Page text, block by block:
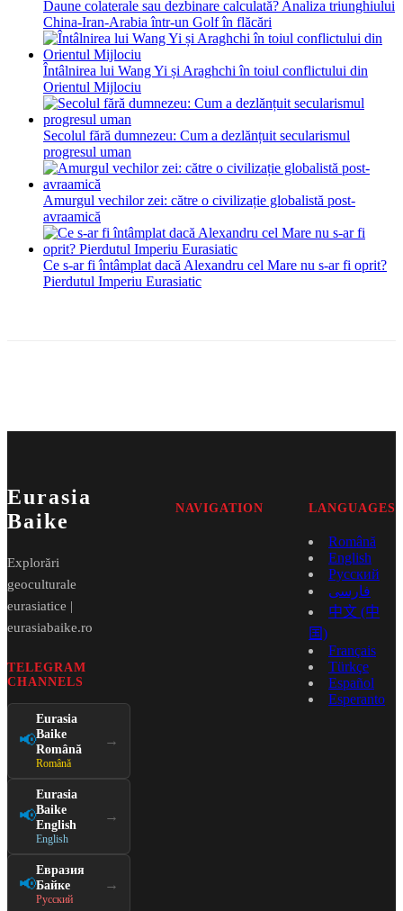
Daune colaterale sau dezbinare calculată? Analiza triunghiului
China-Iran-Arabia într-un Golf în flăcări
Întâlnirea lui Wang Yi și Araghchi în toiul conflictului din
Orientul Mijlociu
Secolul fără dumnezeu: Cum a dezlănțuit secularismul
progresul uman
Amurgul vechilor zei: către o civilizație globalistă post-
avraamică
Ce s-ar fi întâmplat dacă Alexandru cel Mare nu s-ar fi oprit?
Pierdutul Imperiu Eurasiatic
Eurasia
Baike
Explorări
geoculturale
eurasiatice |
eurasiabaike.ro
TELEGRAM
CHANNELS
📢
Eurasia
Baike
Română
Română
→
📢
Eurasia
Baike
English
English
→
📢
Евразия
Байке
Русский
→
NAVIGATION LANGUAGES
Română
English
Русский
فارسی
中文 (中
国)
Français
Türkçe
Español
Esperanto